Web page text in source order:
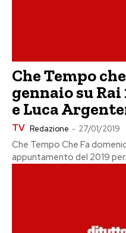
Che Tempo
gennaio su
e Luca
TV Redazione - 27/01/2019
Che Tempo Che Fa
appuntamento del 2019